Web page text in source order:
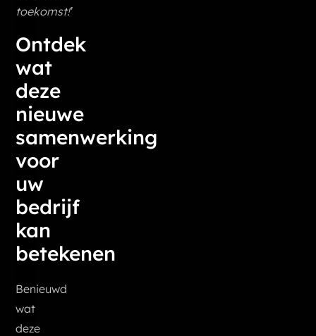
toekomst!’
Ontdek
wat
deze
nieuwe
samenwerking
voor
uw
bedrijf
kan
betekenen
Benieuwd
wat
deze